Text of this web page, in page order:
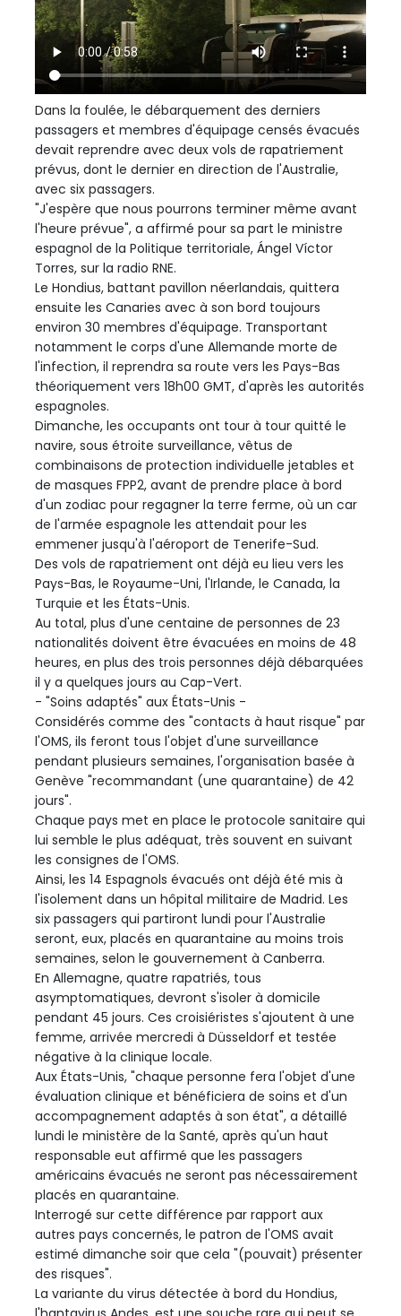
Dans la foulée, le débarquement des derniers
passagers et membres d'équipage censés évacués
devait reprendre avec deux vols de rapatriement
prévus, dont le dernier en direction de l'Australie,
avec six passagers.
"J'espère que nous pourrons terminer même avant
l'heure prévue", a affirmé pour sa part le ministre
espagnol de la Politique territoriale, Ángel Víctor
Torres, sur la radio RNE.
Le Hondius, battant pavillon néerlandais, quittera
ensuite les Canaries avec à son bord toujours
environ 30 membres d'équipage. Transportant
notamment le corps d'une Allemande morte de
l'infection, il reprendra sa route vers les Pays-Bas
théoriquement vers 18h00 GMT, d'après les autorités
espagnoles.
Dimanche, les occupants ont tour à tour quitté le
navire, sous étroite surveillance, vêtus de
combinaisons de protection individuelle jetables et
de masques FPP2, avant de prendre place à bord
d'un zodiac pour regagner la terre ferme, où un car
de l'armée espagnole les attendait pour les
emmener jusqu'à l'aéroport de Tenerife-Sud.
Des vols de rapatriement ont déjà eu lieu vers les
Pays-Bas, le Royaume-Uni, l'Irlande, le Canada, la
Turquie et les États-Unis.
Au total, plus d'une centaine de personnes de 23
nationalités doivent être évacuées en moins de 48
heures, en plus des trois personnes déjà débarquées
il y a quelques jours au Cap-Vert.
- "Soins adaptés" aux États-Unis -
Considérés comme des "contacts à haut risque" par
l'OMS, ils feront tous l'objet d'une surveillance
pendant plusieurs semaines, l'organisation basée à
Genève "recommandant (une quarantaine) de 42
jours".
Chaque pays met en place le protocole sanitaire qui
lui semble le plus adéquat, très souvent en suivant
les consignes de l'OMS.
Ainsi, les 14 Espagnols évacués ont déjà été mis à
l'isolement dans un hôpital militaire de Madrid. Les
six passagers qui partiront lundi pour l'Australie
seront, eux, placés en quarantaine au moins trois
semaines, selon le gouvernement à Canberra.
En Allemagne, quatre rapatriés, tous
asymptomatiques, devront s'isoler à domicile
pendant 45 jours. Ces croisiéristes s'ajoutent à une
femme, arrivée mercredi à Düsseldorf et testée
négative à la clinique locale.
Aux États-Unis, "chaque personne fera l'objet d'une
évaluation clinique et bénéficiera de soins et d'un
accompagnement adaptés à son état", a détaillé
lundi le ministère de la Santé, après qu'un haut
responsable eut affirmé que les passagers
américains évacués ne seront pas nécessairement
placés en quarantaine.
Interrogé sur cette différence par rapport aux
autres pays concernés, le patron de l'OMS avait
estimé dimanche soir que cela "(pouvait) présenter
des risques".
La variante du virus détectée à bord du Hondius,